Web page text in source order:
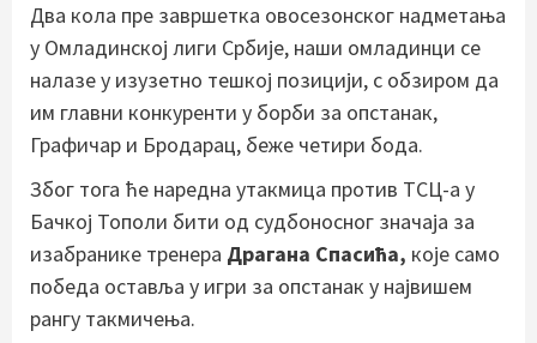
Два кола пре завршетка овосезонског надметања
у Омладинској лиги Србије, наши омладинци се
налазе у изузетно тешкој позицији, с обзиром да
им главни конкуренти у борби за опстанак,
Графичар и Бродарац, беже четири бода.
Због тога ће наредна утакмица против ТСЦ-а у
Бачкој Тополи бити од судбоносног значаја за
изабранике тренера Драгана Спасића, које само
победа оставља у игри за опстанак у највишем
рангу такмичења.